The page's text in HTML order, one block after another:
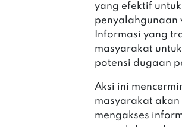
yang efektif
penyalahgunaan
Informasi yang
masyarakat
potensi dugaan
Aksi ini
masyarakat
mengakses